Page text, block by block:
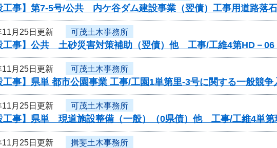
工事】第7-5号/公共 内ケ谷ダム建設事業（翌債）工事用道路落
11月25日更新 可茂土木事務所
工事】公共 土砂災害対策補助（翌債）他 工事/工維4第HD－
11月25日更新 可茂土木事務所
工事】県単 都市公園事業 工事/工園1単第里-3号に関する一般競争
11月25日更新 可茂土木事務所
工事】県単 現道施設整備（一般）（0県債）他 工事/工維4単
11月25日更新 揖斐土木事務所